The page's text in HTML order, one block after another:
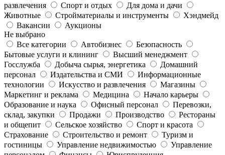
развлечения
Спорт и отдых
Для дома и дачи
Животные
Стройматериалы и инструменты
Хэндмейд
Вакансии
Аукционы
Не выбрано
Все категории
Автобизнес
Безопасность
Бытовые услуги и клининг
Высший менеджмент
Госслужба
Добыча сырья, энергетика
Домашний
персонал
Издательства и СМИ
Информационные
технологии
Искусство и развлечения
Магазины
Маркетинг и реклама
Медицина
Начало карьеры
Образование и наука
Офисный персонал
Перевозки,
склад, закупки
Продажи Производство
Рестораны
и общепит
Сельское хозяйство
Спорт и красота
Страхование
Строительство и ремонт
Туризм и
гостиницы
Управление недвижимостью
Управление